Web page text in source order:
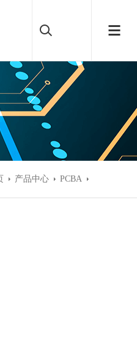
产品中心 PCBA